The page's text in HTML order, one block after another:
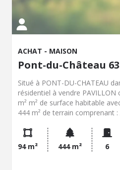
ACHAT - MAISON
Pont-du-Château
Situé à PONT-DU-CHATEAU
résidentiel à vendre
m² m² de surface habitable
444 m² de terrain comprenant
Cuisine avec accès au jardin -
porte automatisée de 20 m²
une grande cave de +44 m² Au
chambres dont une de +20
94 m² 444 m² 6